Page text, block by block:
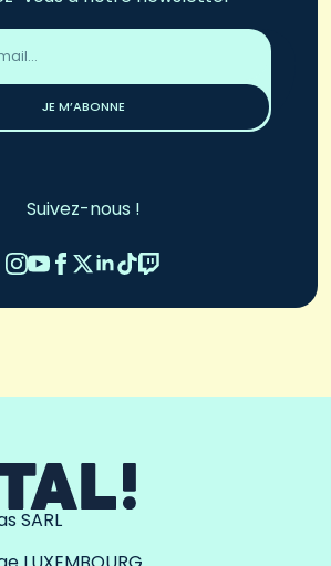
JE M’ABONNE
Suivez-nous !
SARL